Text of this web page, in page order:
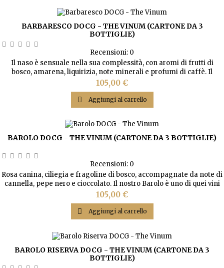
BARBARESCO DOCG - THE VINUM (CARTONE DA 3
BOTTIGLIE)
Recensioni: 0
Il naso è sensuale nella sua complessità, con aromi di frutti di
bosco, amarena, liquirizia, note minerali e profumi di caffè. Il
sapore è persistente, intenso e complesso con fini tannini e una
buona acidità; struttura robusta, ricca di frutta matura.
Prezzo
105,00 €
 Aggiungi al carrello
BAROLO DOCG - THE VINUM (CARTONE DA 3 BOTTIGLIE)
Recensioni: 0
Rosa canina, ciliegia e fragoline di bosco, accompagnate da note di
cannella, pepe nero e cioccolato. Il nostro Barolo è uno di quei vini
che vi sorprenderanno.
Prezzo
105,00 €
 Aggiungi al carrello
BAROLO RISERVA DOCG - THE VINUM (CARTONE DA 3
BOTTIGLIE)